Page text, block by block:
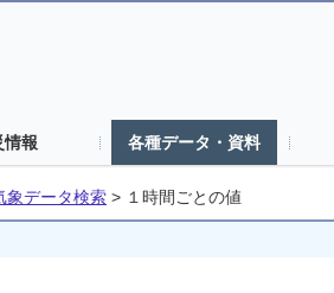
情報 各種データ・資料
象データ検索 > １時間ごとの値